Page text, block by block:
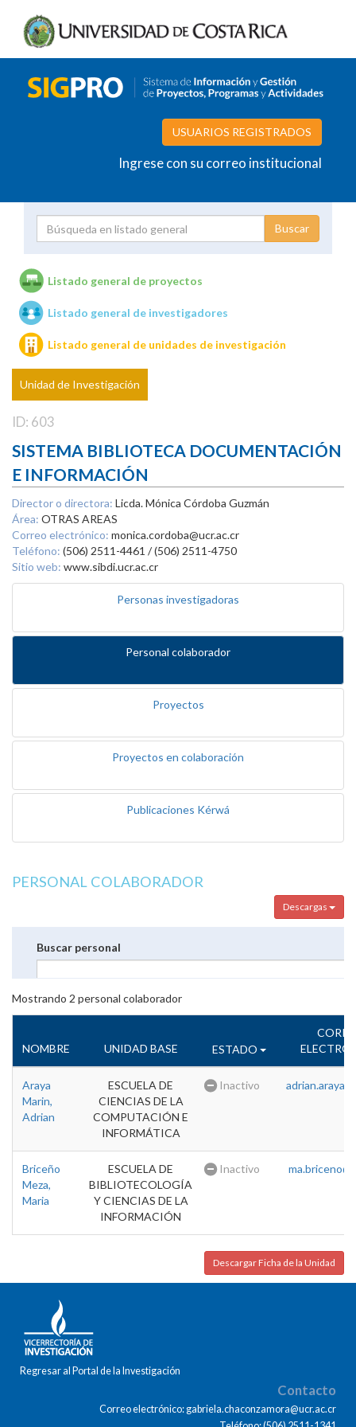
USUARIOS REGISTRADOS
Ingrese con su correo institucional
Unidades de investigación
Listado general de proyectos
Listado general de investigadores
Listado general de unidades de investigación
Unidad de Investigación
ID: 603
SISTEMA BIBLIOTECA DOCUMENTACIÓN
E INFORMACIÓN
Director o directora: Licda. Mónica Córdoba Guzmán
Área: OTRAS AREAS
Correo electrónico: monica.cordoba@ucr.ac.cr
Teléfono: (506) 2511-4461 / (506) 2511-4750
Sitio web: www.sibdi.ucr.ac.cr
Personas investigadoras
Personal colaborador
Proyectos
Proyectos en colaboración
Publicaciones Kérwá
PERSONAL COLABORADOR
Descargas
Buscar personal
Mostrando 2 personal colaborador
NOMBRE UNIDAD BASE ESTADO
Araya
Marin,
Adrian
ESCUELA DE
CIENCIAS DE LA
COMPUTACIÓN E
INFORMÁTICA
Inactivo
Briceño
Meza,
Maria
ESCUELA DE
BIBLIOTECOLOGÍA
Y CIENCIAS DE LA
INFORMACIÓN
Inactivo
Descargar Ficha de la Unidad
Regresar al Portal de la Investigación
Contacto
Correo electrónico: gabriela.chaconzamora@ucr.ac.cr